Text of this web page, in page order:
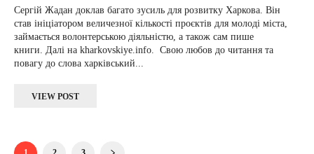
Сергій Жадан доклав багато зусиль для розвитку Харкова. Він
став ініціатором величезної кількості проєктів для молоді міста,
займається волонтерською діяльністю, а також сам пише
книги. Далі на kharkovskiye.info. Свою любов до читання та
повагу до слова харківський...
VIEW POST